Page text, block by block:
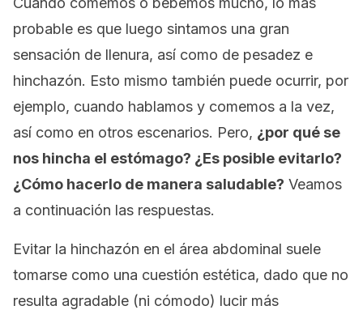
probable es que luego sintamos una gran
sensación de llenura, así como de pesadez e
hinchazón. Esto mismo también puede ocurrir, por
ejemplo, cuando hablamos y comemos a la vez,
así como en otros escenarios. Pero, ¿por qué se
nos hincha el estómago? ¿Es posible evitarlo?
¿Cómo hacerlo de manera saludable? Veamos
a continuación las respuestas.
Evitar la hinchazón en el área abdominal suele
tomarse como una cuestión estética, dado que no
resulta agradable (ni cómodo) lucir más